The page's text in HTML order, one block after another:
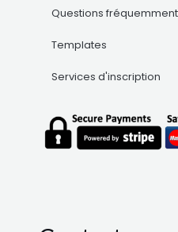
Questions
Templates
Services d'inscription